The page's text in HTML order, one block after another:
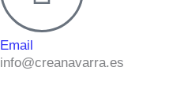
Email
info@creanavarra.es